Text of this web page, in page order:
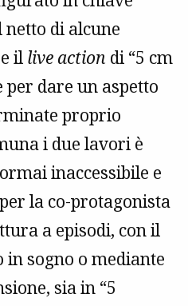
di alcune
il live action di “5 cm
per dare un aspetto
proprio
i due lavori è
inaccessibile e
la co-protagonista
a episodi, con il
in sogno o mediante
sia in “5